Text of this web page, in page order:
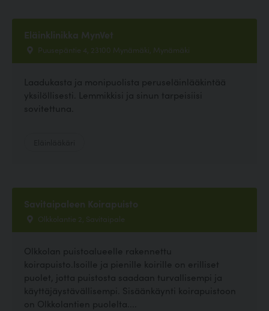
Eläinklinikka MynVet
Puusepäntie 4, 23100 Mynämäki, Mynämäki
Laadukasta ja monipuolista peruseläinlääkintää
yksilöllisesti. Lemmikkisi ja sinun tarpeisiisi
sovitettuna.
Savitaipaleen Koirapuisto
Olkkolantie 2, Savitaipale
Olkkolan puistoalueelle rakennettu
koirapuisto.Isoille ja pienille koirille on erilliset
puolet, jotta puistosta saadaan turvallisempi ja
käyttäjäystävällisempi. Sisäänkäynti koirapuistoon
on Olkkolantien puolelta....